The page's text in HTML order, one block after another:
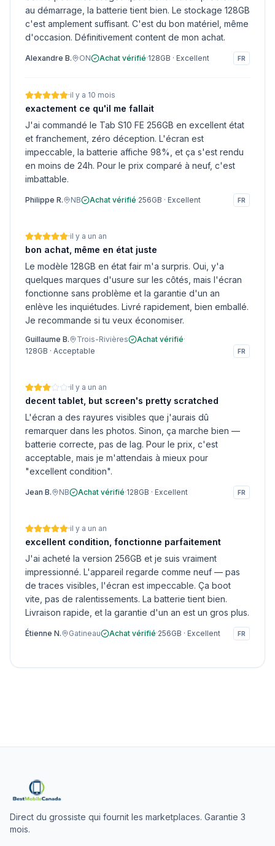
au démarrage, la batterie tient bien. Le stockage 128GB
c'est amplement suffisant. C'est du bon matériel, même
d'occasion. Définitivement content de mon achat.
Alexandre B. ON Achat vérifié·128GB · Excellent FR
·il y a 10 mois
exactement ce qu'il me fallait
J'ai commandé le Tab S10 FE 256GB en excellent état
et franchement, zéro déception. L'écran est
impeccable, la batterie affiche 98%, et ça s'est rendu
en moins de 24h. Pour le prix comparé à neuf, c'est
imbattable.
Philippe R. NB Achat vérifié·256GB · Excellent FR
·il y a un an
bon achat, même en état juste
Le modèle 128GB en état fair m'a surpris. Oui, y'a
quelques marques d'usure sur les côtés, mais l'écran
fonctionne sans problème et la garantie d'un an
enlève les inquiétudes. Livré rapidement, bien emballé.
Je recommande si tu veux économiser.
Guillaume B. Trois-Rivières Achat vérifié·
128GB · Acceptable FR
·il y a un an
decent tablet, but screen's pretty scratched
L'écran a des rayures visibles que j'aurais dû
remarquer dans les photos. Sinon, ça marche bien —
batterie correcte, pas de lag. Pour le prix, c'est
acceptable, mais je m'attendais à mieux pour
"excellent condition".
Jean B. NB Achat vérifié·128GB · Excellent FR
·il y a un an
excellent condition, fonctionne parfaitement
J'ai acheté la version 256GB et je suis vraiment
impressionné. L'appareil regarde comme neuf — pas
de traces visibles, l'écran est impeccable. Ça boot
vite, pas de ralentissements. La batterie tient bien.
Livraison rapide, et la garantie d'un an est un gros plus.
Étienne N. Gatineau Achat vérifié·256GB · Excellent FR
Direct du grossiste qui fournit les marketplaces. Garantie 3
mois.